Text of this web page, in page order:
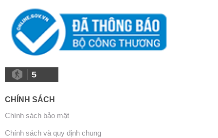
5
CHÍNH SÁCH
Chính sách bảo mật
Chính sách và quy định chung